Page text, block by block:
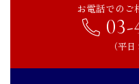
お電話でのご
03-
（平